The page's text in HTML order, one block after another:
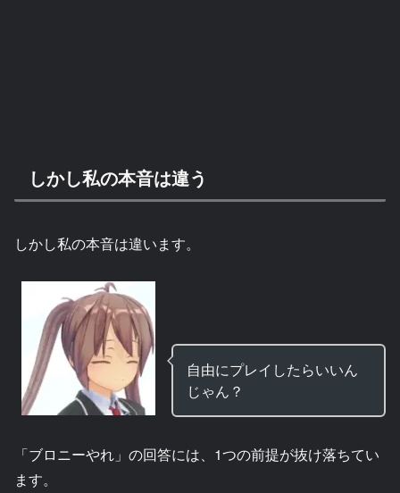
しかし私の本音は違う
しかし私の本音は違います。
自由にプレイしたらいいん
じゃん？
「ブロニーやれ」の回答には、1つの前提が抜け落ちてい
ます。